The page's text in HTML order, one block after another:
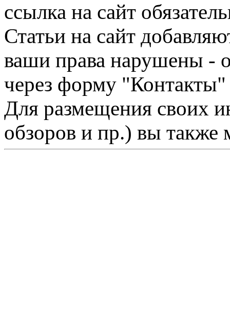
ссылка на сайт
Статьи на сайт
ваши права нарушены -
через форму "Контакты"
Для размещения своих
обзоров и пр.) вы также